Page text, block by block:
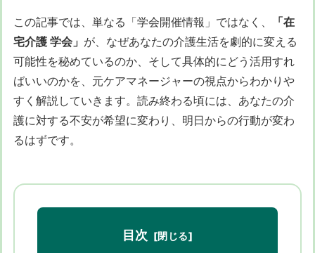
この記事では、単なる「学会開催情報」ではなく、
「在
宅介護 学会」 が、なぜあなたの介護生活を劇的に変える
可能性を秘めているのか、そして具体的にどう活用すれ
ばいいのかを、元ケアマネージャーの視点からわかりや
すく解説していきます。読み終わる頃には、あなたの介
護に対する不安が希望に変わり、明日からの行動が変わ
るはずです。
目次